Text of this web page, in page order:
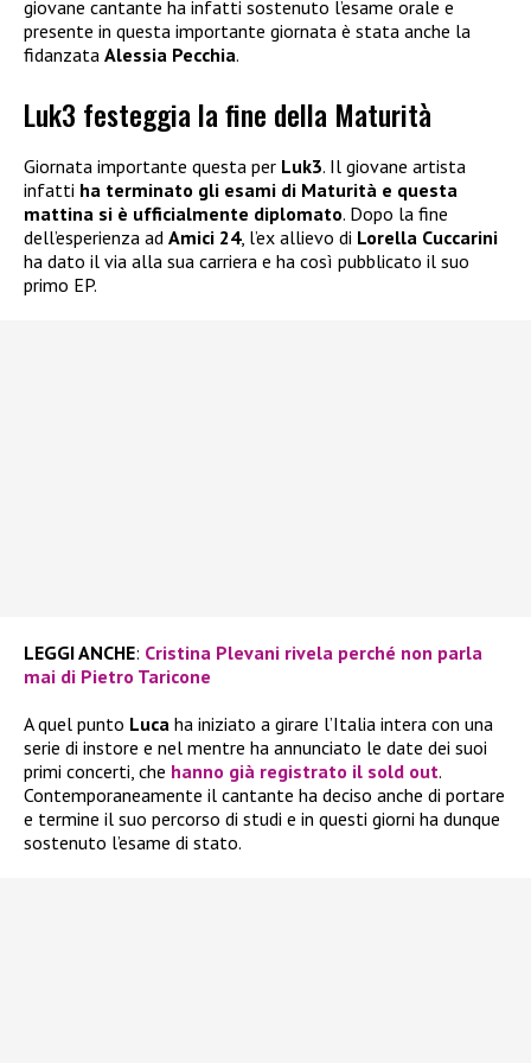
giovane cantante ha infatti sostenuto l’esame orale e
presente in questa importante giornata è stata anche la
fidanzata Alessia Pecchia.
Luk3 festeggia la fine della Maturità
Giornata importante questa per Luk3. Il giovane artista
infatti ha terminato gli esami di Maturità e questa
mattina si è ufficialmente diplomato. Dopo la fine
dell’esperienza ad Amici 24, l’ex allievo di Lorella Cuccarini
ha dato il via alla sua carriera e ha così pubblicato il suo
primo EP.
LEGGI ANCHE: Cristina Plevani rivela perché non parla
mai di Pietro Taricone
A quel punto Luca ha iniziato a girare l’Italia intera con una
serie di instore e nel mentre ha annunciato le date dei suoi
primi concerti, che hanno già registrato il sold out.
Contemporaneamente il cantante ha deciso anche di portare
e termine il suo percorso di studi e in questi giorni ha dunque
sostenuto l’esame di stato.